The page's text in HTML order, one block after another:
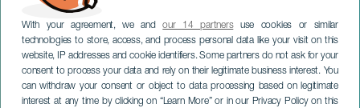
With your agreement, we andour 14 partnersuse cookies or similar
technologies to store, access, and process personal data like your visit on this
website, IP addresses and cookie identifiers. Some partners do not ask for your
consent to process your data and rely on their legitimate business interest. You
can withdraw your consent or object to data processing based on legitimate
interest at any time by clicking on “Learn More” or in our Privacy Policy on this
GRAN CANARIA